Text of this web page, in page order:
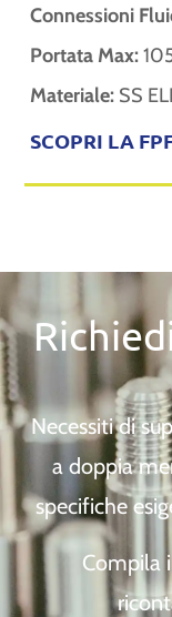
Connessioni
Portata Max:
Materiale: SS
SCOPRI LA
Necessiti di
a doppia
specifiche
Compila